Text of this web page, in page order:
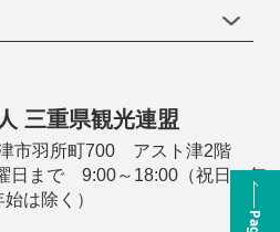
三重県観光連盟
市羽所町700 アスト津2階
日まで 9:00～18:00（祝日・年
始は除く）